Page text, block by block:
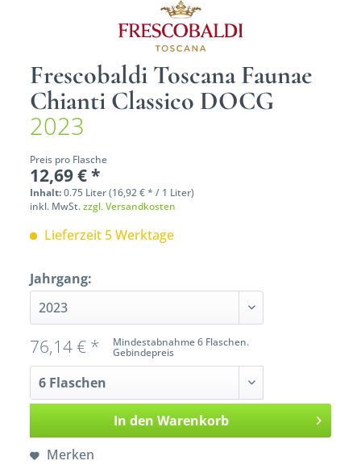
Frescobaldi Toscana Faunae
Chianti Classico DOCG
2023
Preis pro Flasche
12,69 € *
Inhalt:0.75 Liter (16,92 € * / 1 Liter)
inkl. MwSt.zzgl. Versandkosten
Lieferzeit 5 Werktage
Jahrgang:
Mindestabnahme 6 Flaschen.
Gebindepreis
76,14 € *
In den Warenkorb
Merken